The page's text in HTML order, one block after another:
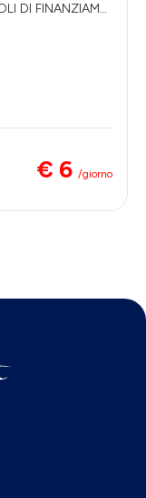
DI FINANZIAME
€ 6 /giorno